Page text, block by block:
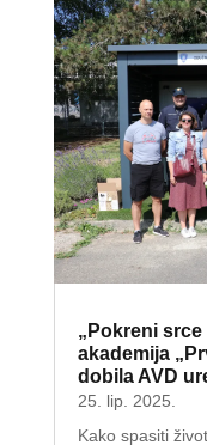
„Pokreni
akademija
dobila AVD
25. lip. 2025.
Kako spasiti